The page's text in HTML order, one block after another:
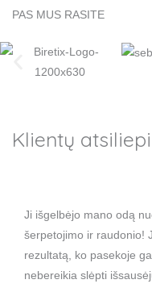
PAS MUS RASITE
Klientų
Ji išgelbėjo mano odą
šerpetojimo ir raudonio!
rezultatą, ko pasekoje
nebereikia slėpti